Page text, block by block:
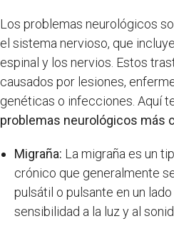
Los problemas neurológicos
el sistema nervioso, que
espinal y los nervios. Estos
causados por lesiones,
genéticas o infecciones. Aquí
problemas neurológicos más
Migraña: La migraña es un
crónico que generalmente
pulsátil o pulsante en un
sensibilidad a la luz y al